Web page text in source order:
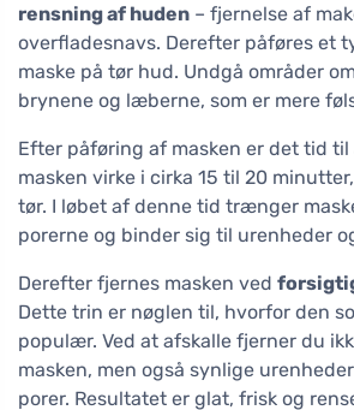
rensning af huden – fjernelse af
overfladesnavs. Derefter påføres et
maske på tør hud. Undgå områder
brynene og læberne, som er mere
Efter påføring af masken er det tid til
masken virke i cirka 15 til 20
tør. I løbet af denne tid trænger
porerne og binder sig til urenheder
Derefter fjernes masken ved
Dette trin er nøglen til, hvorfor den
populær. Ved at afskalle fjerner du
masken, men også synlige
porer. Resultatet er glat, frisk og